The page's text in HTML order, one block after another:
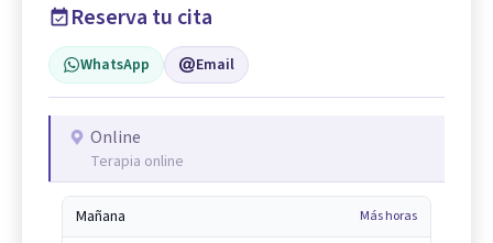
Reserva tu cita
WhatsApp Email
Online
Terapia online
Mañana Más horas